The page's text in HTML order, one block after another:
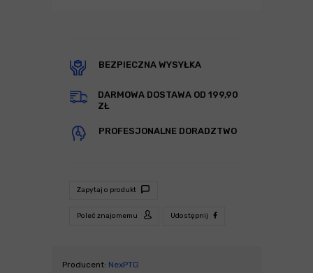
BEZPIECZNA WYSYŁKA
DARMOWA DOSTAWA OD 199,90
ZŁ
PROFESJONALNE DORADZTWO
Zapytaj o produkt
Poleć znajomemu Udostępnij
Producent: NexPTG